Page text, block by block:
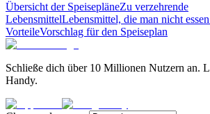
Übersicht der SpeisepläneZu verzehrende
LebensmittelLebensmittel, die man nicht
VorteileVorschlag für den Speiseplan
Schließe dich über 10 Millionen Nutzern an.
Handy.